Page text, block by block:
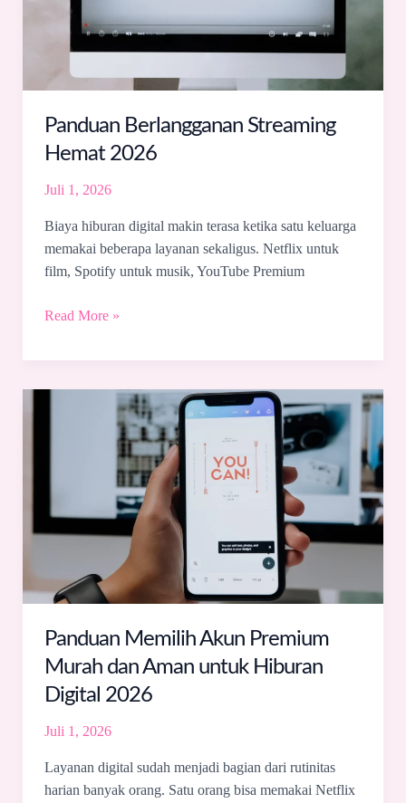
Panduan Berlangganan Streaming
Hemat 2026
Juli 1, 2026
Biaya hiburan digital makin terasa ketika satu keluarga
memakai beberapa layanan sekaligus. Netflix untuk
film, Spotify untuk musik, YouTube Premium
Read More »
Panduan Memilih Akun Premium
Murah dan Aman untuk Hiburan
Digital 2026
Juli 1, 2026
Layanan digital sudah menjadi bagian dari rutinitas
harian banyak orang. Satu orang bisa memakai Netflix
dan
Aman
Hiburan
Digital